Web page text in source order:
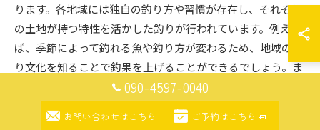
ります。各地域には独自の釣り方や習慣が存在し、それぞれ
の土地が持つ特性を活かした釣りが行われています。例え
ば、季節によって釣れる魚や釣り方が変わるため、地域の釣
り文化を知ることで釣果を上げることができるでしょう。ま
た、地元の釣り人たちとの交流を通じて、貴重な情報や技術
を学ぶ機会も増えます。地方ならではの釣り体験を通じて、
自然との調和を感じたり、地域の人々の温かさに触れたりす
090-4597-0040
お問い合わせはこちら ご予約はこちら